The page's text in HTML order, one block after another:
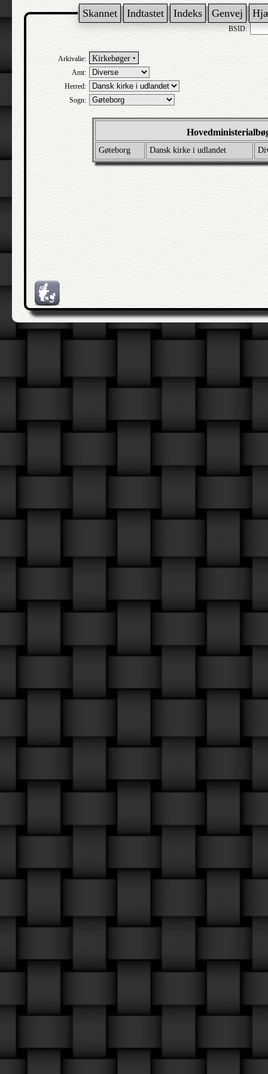
Skannet Indtastet Indeks Genvej
BSID:
Arkivalie: Kirkebøger ‣
Amt:
Herred:
Sogn:
Gøteborg Dansk kirke i udlandet